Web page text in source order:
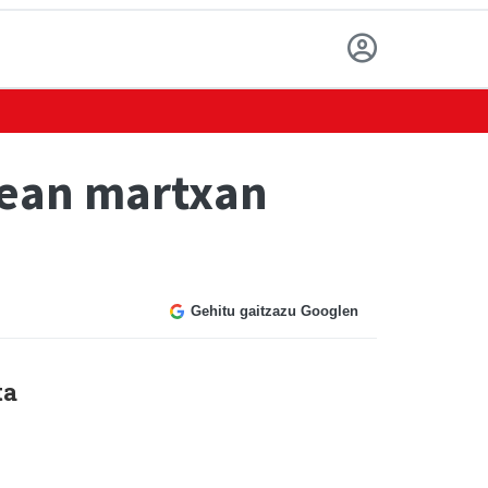
martxan
Gehitu gaitzazu Googlen